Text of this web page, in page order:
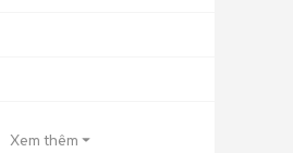
Xem thêm